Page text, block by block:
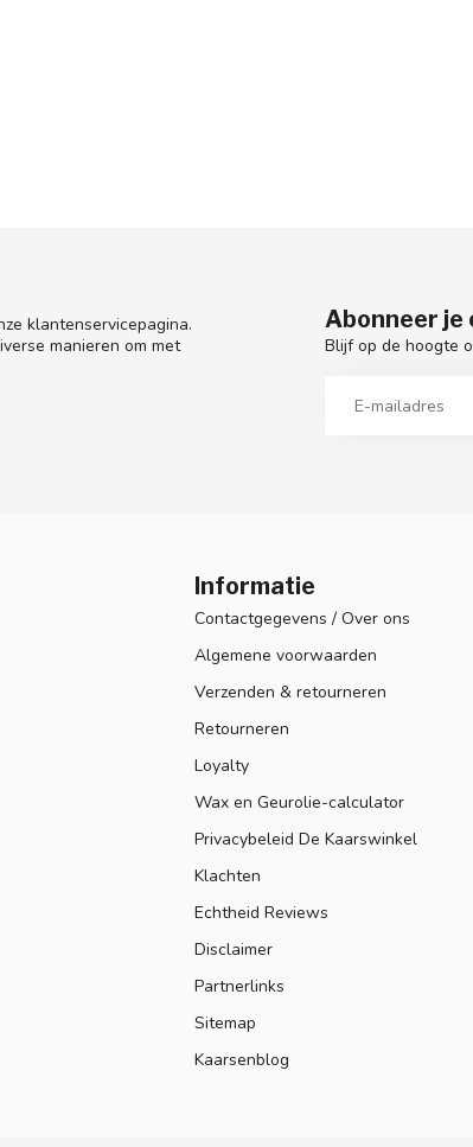
klantenservicepagina.
manieren om met
Abonneer je
Blijf op de hoogte
Informatie
Contactgegevens / Over ons
Algemene voorwaarden
Verzenden & retourneren
Retourneren
Loyalty
Wax en Geurolie-calculator
Privacybeleid De Kaarswinkel
Klachten
Echtheid Reviews
Disclaimer
Partnerlinks
Sitemap
Kaarsenblog